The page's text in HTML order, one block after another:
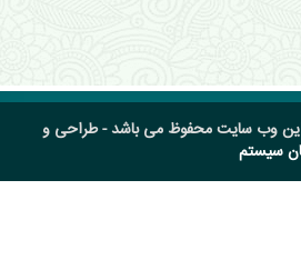
وب سایت محفوظ می باشد - طراحی و
سیستم